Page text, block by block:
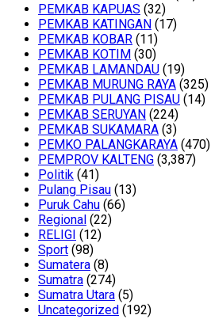
PEMKAB KAPUAS (32)
PEMKAB KATINGAN (17)
PEMKAB KOBAR (11)
PEMKAB KOTIM (30)
PEMKAB LAMANDAU (19)
PEMKAB MURUNG RAYA (325)
PEMKAB PULANG PISAU (14)
PEMKAB SERUYAN (224)
PEMKAB SUKAMARA (3)
PEMKO PALANGKARAYA (470)
PEMPROV KALTENG (3,387)
Politik (41)
Pulang Pisau (13)
Puruk Cahu (66)
Regional (22)
RELIGI (12)
Sport (98)
Sumatera (8)
Sumatra (274)
Sumatra Utara (5)
Uncategorized (192)